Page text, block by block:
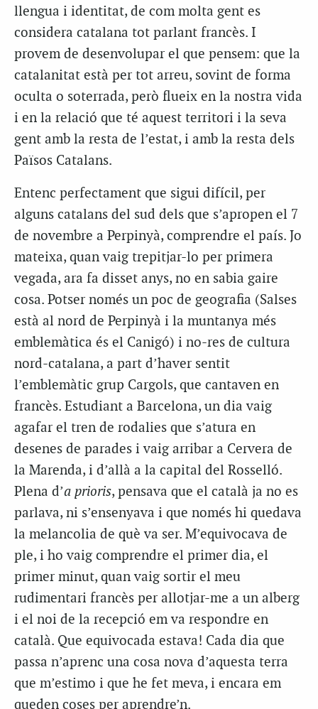
llengua i identitat, de com molta gent es
considera catalana tot parlant francès. I
provem de desenvolupar el que pensem: que la
catalanitat està per tot arreu, sovint de forma
oculta o soterrada, però flueix en la nostra vida
i en la relació que té aquest territori i la seva
gent amb la resta de l’estat, i amb la resta dels
Països Catalans.
Entenc perfectament que sigui difícil, per
alguns catalans del sud dels que s’apropen el 7
de novembre a Perpinyà, comprendre el país. Jo
mateixa, quan vaig trepitjar-lo per primera
vegada, ara fa disset anys, no en sabia gaire
cosa. Potser només un poc de geografia (Salses
està al nord de Perpinyà i la muntanya més
emblemàtica és el Canigó) i no-res de cultura
nord-catalana, a part d’haver sentit
l’emblemàtic grup Cargols, que cantaven en
francès. Estudiant a Barcelona, un dia vaig
agafar el tren de rodalies que s’atura en
desenes de parades i vaig arribar a Cervera de
la Marenda, i d’allà a la capital del Rosselló.
Plena d’a prioris, pensava que el català ja no es
parlava, ni s’ensenyava i que només hi quedava
la melancolia de què va ser. M’equivocava de
ple, i ho vaig comprendre el primer dia, el
primer minut, quan vaig sortir el meu
rudimentari francès per allotjar-me a un alberg
i el noi de la recepció em va respondre en
català. Que equivocada estava! Cada dia que
passa n’aprenc una cosa nova d’aquesta terra
que m’estimo i que he fet meva, i encara em
queden coses per aprendre’n.